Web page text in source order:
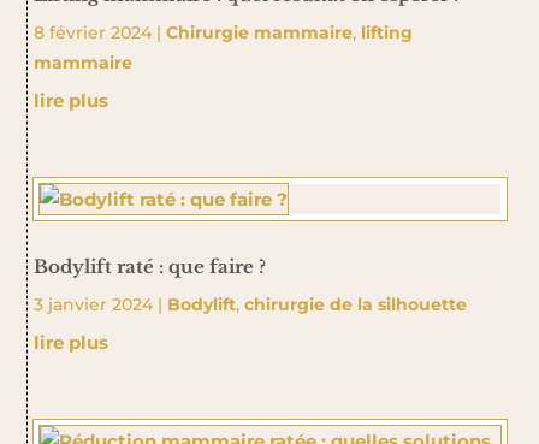
8 février 2024| Chirurgie mammaire, lifting
mammaire
lire plus
Bodylift raté : que faire ?
3 janvier 2024| Bodylift, chirurgie de la silhouette
lire plus